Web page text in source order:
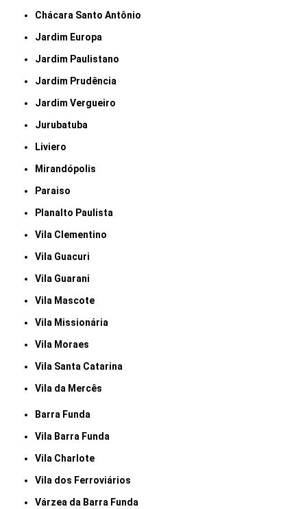
Chácara Santo Antônio
Jardim Europa
Jardim Paulistano
Jardim Prudência
Jardim Vergueiro
Jurubatuba
Liviero
Mirandópolis
Paraiso
Planalto Paulista
Vila Clementino
Vila Guacuri
Vila Guarani
Vila Mascote
Vila Missionária
Vila Moraes
Vila Santa Catarina
Vila da Mercês
Barra Funda
Vila Barra Funda
Vila Charlote
Vila dos Ferroviários
Várzea da Barra Funda